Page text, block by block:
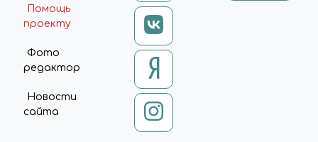
Помощь
проекту
Фото
редактор
Новости
сайта